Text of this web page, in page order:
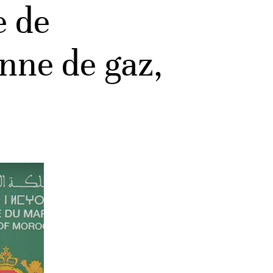
de
de gaz,